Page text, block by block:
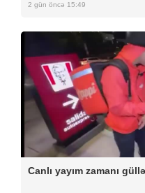
2 gün öncə 15:49
Canlı yayım zamanı